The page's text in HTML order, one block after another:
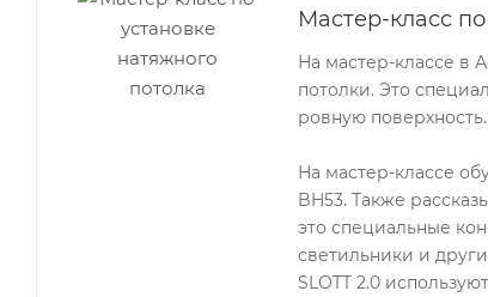
Мастер-класс
На мастер-классе в
потолки. Это
ровную поверхность.
На мастер-классе
BH53. Также
это специальные
светильники и
SLOTT 2.0